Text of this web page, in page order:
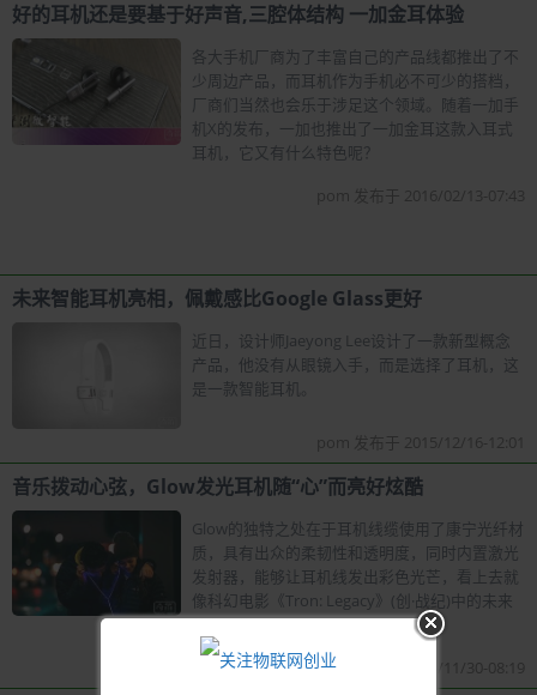
好的耳机还是要基于好声音,三腔体结构 一加金耳体验
各大手机厂商为了丰富自己的产品线都推出了不
少周边产品，而耳机作为手机必不可少的搭档，
厂商们当然也会乐于涉足这个领域。随着一加手
机X的发布，一加也推出了一加金耳这款入耳式
耳机，它又有什么特色呢？
pom 发布于 2016/02/13-07:43
未来智能耳机亮相，佩戴感比Google Glass更好
近日，设计师Jaeyong Lee设计了一款新型概念
产品，他没有从眼镜入手，而是选择了耳机，这
是一款智能耳机。
pom 发布于 2015/12/16-12:01
音乐拨动心弦，Glow发光耳机随“心”而亮好炫酷
Glow的独特之处在于耳机线缆使用了康宁光纤材
质，具有出众的柔韧性和透明度，同时内置激光
发射器，能够让耳机线发出彩色光芒，看上去就
像科幻电影《Tron: Legacy》(创·战纪)中的未来
装备一样。
pom 发布于 2015/11/30-08:19